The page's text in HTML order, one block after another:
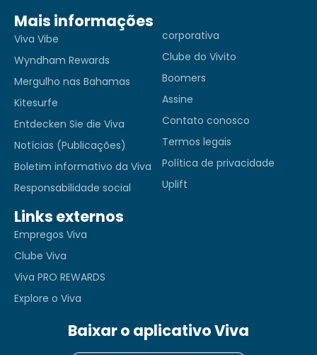
Mais informações
Viva Vibe
Wyndham Rewards
Mergulho nas Bahamas
Kitesurfe
Entdecken Sie die Viva
Notícias (Publicações)
Boletim informativo da Viva
Responsabilidade social
corporativa
Clube do Vivito
Boomers
Assine
Contato conosco
Termos legais
Política de privacidade
Uplift
Links externos
Empregos Viva
Clube Viva
Viva PRO REWARDS
Explore o Viva
Baixar o aplicativo Viva